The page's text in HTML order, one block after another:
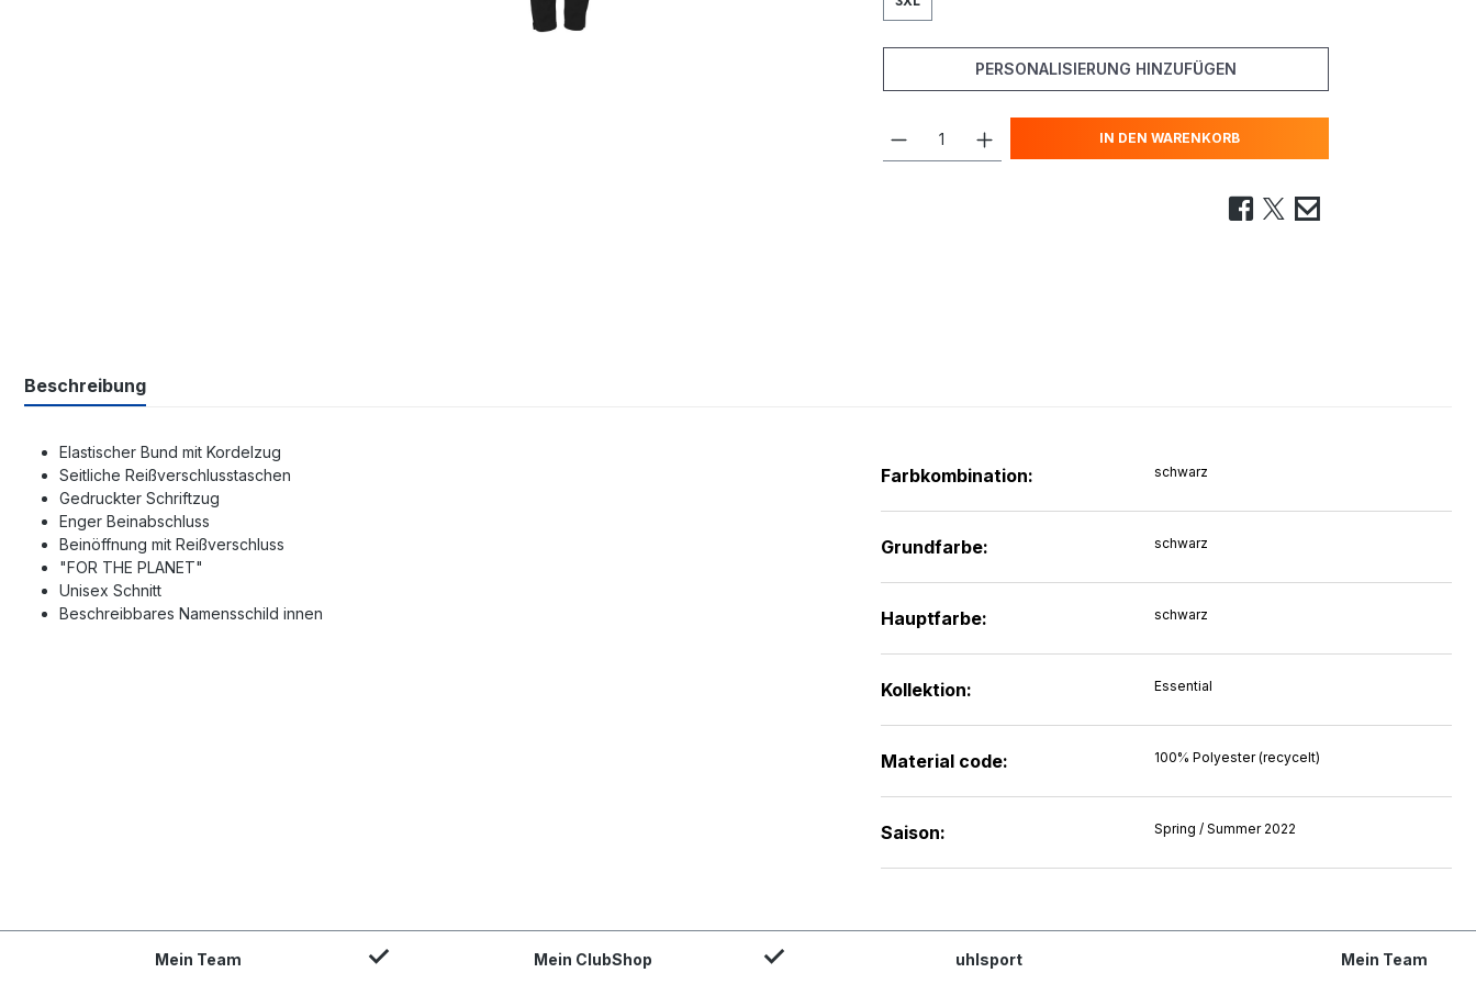
PERSONALISIERUNG HINZUFÜGEN
IN DEN WARENKORB
Beschreibung
Elastischer Bund mit Kordelzug
Seitliche Reißverschlusstaschen
Gedruckter Schriftzug
Enger Beinabschluss
Beinöffnung mit Reißverschluss
"FOR THE PLANET"
Unisex Schnitt
Beschreibbares Namensschild innen
Farbkombination: schwarz
Grundfarbe: schwarz
Hauptfarbe: schwarz
Kollektion: Essential
Material code: 100% Polyester (recycelt)
Saison: Spring / Summer 2022
Mein Team Mein ClubShop uhlsport Mein Team